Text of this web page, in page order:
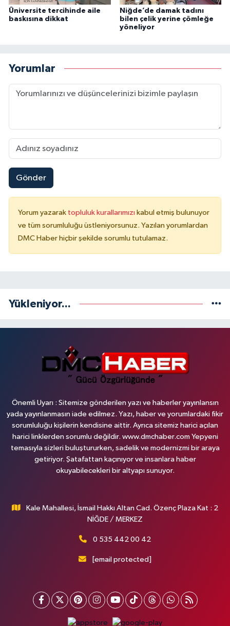
Üniversite tercihinde aile
baskısına dikkat
Niğde’de damak tadını
bilen çelik yerine çömleğe
yöneliyor
Yorumlar
Gönder
Yorum yazarak topluluk kurallarımızı kabul etmiş bulunuyor
ve tüm sorumluluğu üstleniyorsunuz. Yazılan yorumlardan
DMC Haber hiçbir şekilde sorumlu tutulamaz.
Yükleniyor...
Önemli Uyarı : Sitemize gönderilen yazı ve haberler yayınlansın
yada yayınlanmasın iade edilmez. Yazı, haber ve yorumlardaki fikir
sorumluluğu kişilerin kendisine aittir. Ayrıca sitemiz harici açılan
harici linklerden sorumlu değildir. www.dmchaber.com Yepyeni
temasıyla sizleri buluştururken, sadelik ve modernizmi bir araya
getiriyor. Şatafattan kaçınıyor ve insanlara haber
okuyabilecekleri bir altyapı sunuyor.
Kale Mahallesi, İsmail Hakkı Altan Cad. Özenç Plaza Kat : 2
NİĞDE / MERKEZ
0 535 442 00 42
[email protected]